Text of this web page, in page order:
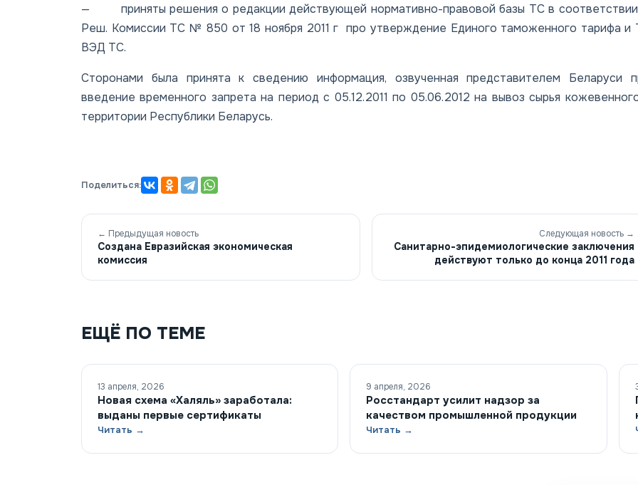
— приняты решения о редакции действующей нормативно-правовой базы ТС в
Реш. Комиссии ТС № 850 от 18 ноября 2011 г про утверждение Единого таможенного тарифа и
ВЭД ТС.
Сторонами была принята к сведению информация, озвученная представителем Беларуси
введение временного запрета на период с 05.12.2011 по 05.06.2012 на вывоз сырья
территории Республики Беларусь.
Поделиться:
← Предыдущая новость
Создана Евразийская экономическая
комиссия
Следующая новость →
Санитарно-эпидемиологические заключения
действуют только до конца 2011 года
ЕЩЁ ПО ТЕМЕ
13 апреля, 2026
Новая схема «Халяль» заработала:
выданы первые сертификаты
Читать →
9 апреля, 2026
Росстандарт усилит надзор за
качеством промышленной продукции
Читать →